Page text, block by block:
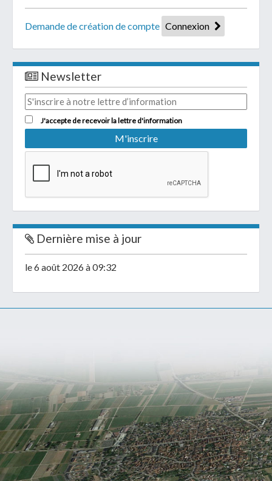
Demande de création de compte Connexion
Newsletter
J'accepte de recevoir la lettre d'information
Dernière mise à jour
le 6 août 2026 à 09:32